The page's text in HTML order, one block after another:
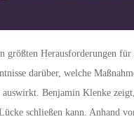
größten Herausforderungen
darüber, welche
auswirkt. Benjamin Klenke
schließen kann. Anhand